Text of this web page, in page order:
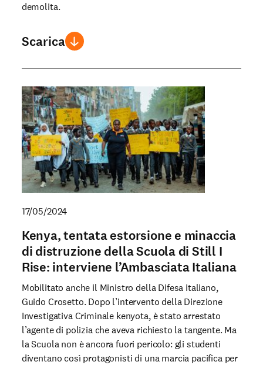
demolita.
Scarica
17/05/2024
Kenya, tentata estorsione e minaccia
di distruzione della Scuola di Still I
Rise: interviene l’Ambasciata Italiana
Mobilitato anche il Ministro della Difesa italiano,
Guido Crosetto. Dopo l’intervento della Direzione
Investigativa Criminale kenyota, è stato arrestato
l’agente di polizia che aveva richiesto la tangente. Ma
la Scuola non è ancora fuori pericolo: gli studenti
diventano così protagonisti di una marcia pacifica per